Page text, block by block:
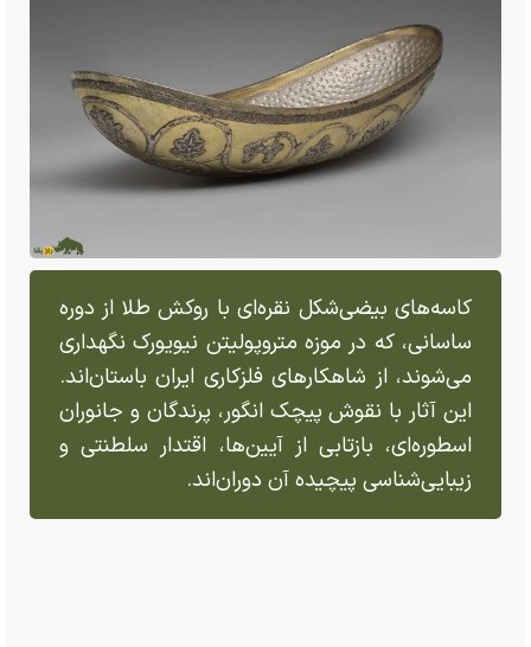
کاسه‌های بیضی‌شکل نقره‌ای با روکش طلا از دوره
ساسانی، که در موزه متروپولیتن نیویورک نگهداری
می‌شوند، از شاهکار‌های فلزکاری ایران باستان‌اند.
این آثار با نقوش پیچک انگور، پرندگان و جانوران
اسطوره‌ای، بازتابی از آیین‌ها، اقتدار سلطنتی و
زیبایی‌شناسی پیچیده آن دوران‌اند.